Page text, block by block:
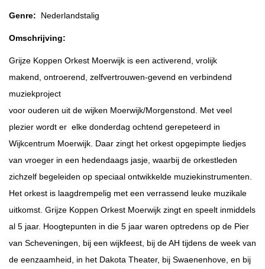
Genre: Nederlandstalig
Omschrijving:
Grijze Koppen Orkest Moerwijk is een activerend, vrolijk
makend, ontroerend, zelfvertrouwen-gevend en verbindend
muziekproject
voor ouderen uit de wijken Moerwijk/Morgenstond. Met veel
plezier wordt er elke donderdag ochtend gerepeteerd in
Wijkcentrum Moerwijk. Daar zingt het orkest opgepimpte liedjes
van vroeger in een hedendaags jasje, waarbij de orkestleden
zichzelf begeleiden op speciaal ontwikkelde muziekinstrumenten.
Het orkest is laagdrempelig met een verrassend leuke muzikale
uitkomst. Grijze Koppen Orkest Moerwijk zingt en speelt inmiddels
al 5 jaar. Hoogtepunten in die 5 jaar waren optredens op de Pier
van Scheveningen, bij een wijkfeest, bij de AH tijdens de week van
de eenzaamheid, in het Dakota Theater, bij Swaenenhove, en bij